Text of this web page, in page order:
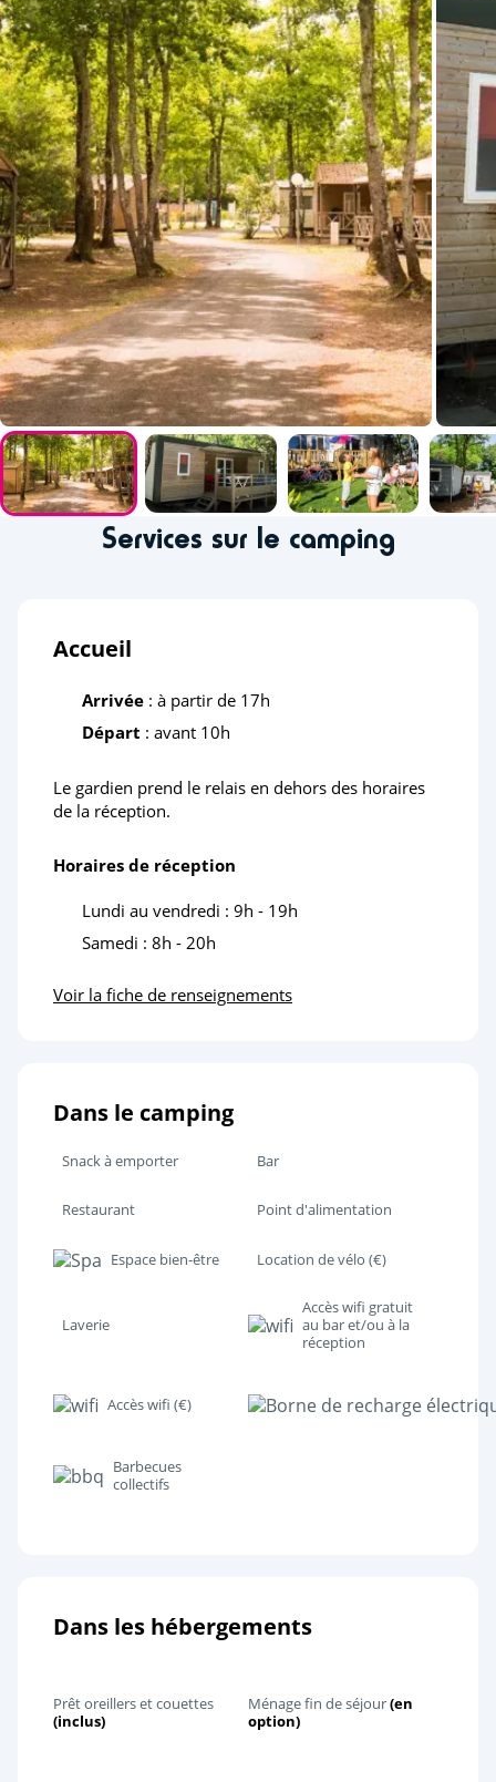
Services sur le camping
Accueil
Arrivée : à partir de 17h
Départ : avant 10h
Le gardien prend le relais en dehors des horaires
de la réception.
Horaires de réception
Lundi au vendredi : 9h - 19h
Samedi : 8h - 20h
Voir la fiche de renseignements
Dans le camping
Snack à emporter Bar
Restaurant Point d'alimentation
Espace bien-être Location de vélo (€)
Laverie
Accès wifi gratuit
au bar et/ou à la
réception
Accès wifi (€)
Barbecues
collectifs
Dans les hébergements
Prêt oreillers et couettes
(inclus)
Ménage fin de séjour(en
option)